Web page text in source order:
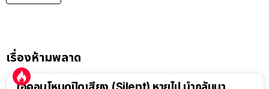
เรื่องห้ามพลาด